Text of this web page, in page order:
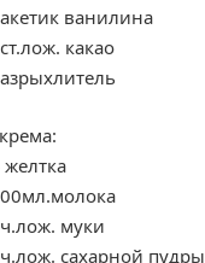
ванилина
какао
желтка
муки
сахарной пудры